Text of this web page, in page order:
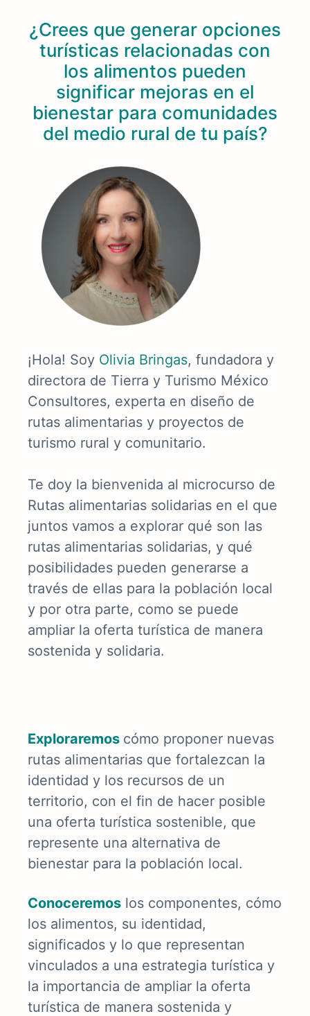
¿Crees que generar opciones
turísticas relacionadas con
los alimentos pueden
significar mejoras en el
bienestar para comunidades
del medio rural de tu país?
¡Hola! Soy Olivia Bringas, fundadora y
directora de Tierra y Turismo México
Consultores, experta en diseño de
rutas alimentarias y proyectos de
turismo rural y comunitario.
Te doy la bienvenida al microcurso de
Rutas alimentarias solidarias en el que
juntos vamos a explorar qué son las
rutas alimentarias solidarias, y qué
posibilidades pueden generarse a
través de ellas para la población local
y por otra parte, como se puede
ampliar la oferta turística de manera
sostenida y solidaria.
Exploraremos cómo proponer nuevas
rutas alimentarias que fortalezcan la
identidad y los recursos de un
territorio, con el fin de hacer posible
una oferta turística sostenible, que
represente una alternativa de
bienestar para la población local.
Conoceremos los componentes, cómo
los alimentos, su identidad,
significados y lo que representan
vinculados a una estrategia turística y
la importancia de ampliar la oferta
turística de manera sostenida y